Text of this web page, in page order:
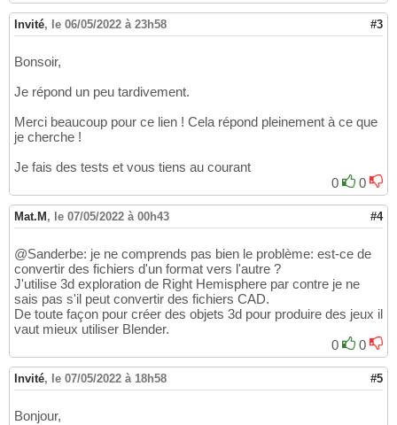
Invité, le 06/05/2022 à 23h58 #3
Bonsoir,
Je répond un peu tardivement.
Merci beaucoup pour ce lien ! Cela répond pleinement à ce que
je cherche !
Je fais des tests et vous tiens au courant
0
0
Mat.M , le 07/05/2022 à 00h43 #4
@Sanderbe: je ne comprends pas bien le problème: est-ce de
convertir des fichiers d'un format vers l'autre ?
J'utilise 3d exploration de Right Hemisphere par contre je ne
sais pas s'il peut convertir des fichiers CAD.
De toute façon pour créer des objets 3d pour produire des jeux il
vaut mieux utiliser Blender.
0
0
Invité, le 07/05/2022 à 18h58 #5
Bonjour,